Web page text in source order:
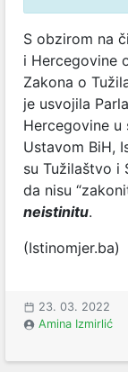
S obzirom na
i Hercegovine
Zakona o
je usvojila
Hercegovine u
Ustavom BiH,
su Tužilaštvo i
da nisu
neistinitu.
(Istinomjer.ba)
23. 03. 2022
Amina Izmirlić